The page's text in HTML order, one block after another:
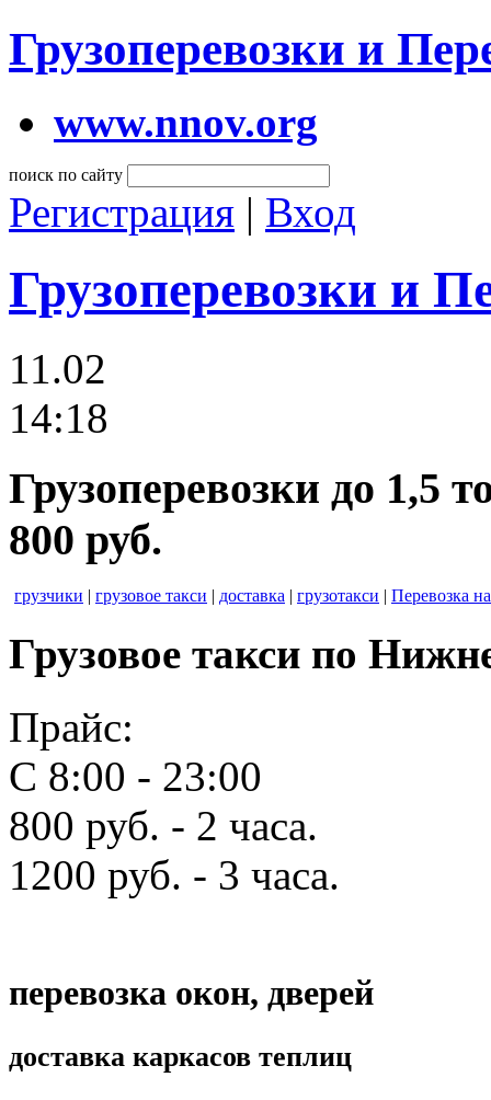
Грузоперевозки и
www.nnov.org
поиск по сайту
Регистрация | Вход
Грузоперевозки и
11.02
14:18
Грузоперевозки до 1,5
800 руб.
грузчики | грузовое такси | доставка | грузотакси | Перевозка
Грузовое такси по
Прайс:
С 8:00 - 23:00
800 руб. - 2 часа.
1200 руб. - 3 часа.
перевозка окон, дверей
доставка каркасов теплиц